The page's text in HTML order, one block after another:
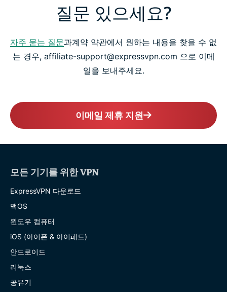
질문 있으세요?
자주 묻는 질문과계약 약관에서 원하는 내용을 찾을 수 없
는 경우, affiliate-support@expressvpn.com 으로 이메
일을 보내주세요.
이메일 제휴 지원
모든 기기를 위한 VPN
ExpressVPN 다운로드
맥OS
윈도우 컴퓨터
iOS (아이폰 & 아이패드)
안드로이드
리눅스
공유기